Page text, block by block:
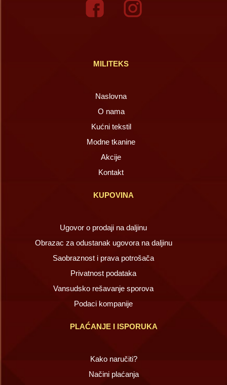
MILITEKS
Naslovna
O nama
Kućni tekstil
Modne tkanine
Akcije
Kontakt
KUPOVINA
Ugovor o prodaji na daljinu
Obrazac za odustanak ugovora na daljinu
Saobraznost i prava potrošača
Privatnost podataka
Vansudsko rešavanje sporova
Podaci kompanije
PLAĆANJE I ISPORUKA
Kako naručiti?
Načini plaćanja